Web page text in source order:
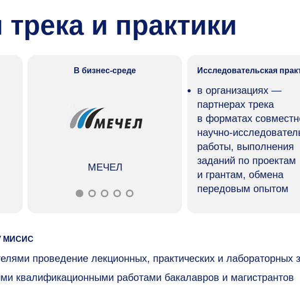
и практики
В бизнес-среде
МЕЧЕЛ
Исследовательская
в организациях —
партнерах трека
в форматах
научно-
работы, выполнения
заданий по проектам
и грантам, обмена
передовым опытом
МИСИС
проведение лекционных, практических и лабораторных
квалификационными работами бакалавров и магистрантов